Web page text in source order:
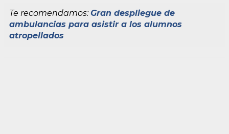
Te recomendamos:Gran despliegue de
ambulancias para asistir a los alumnos
atropellados